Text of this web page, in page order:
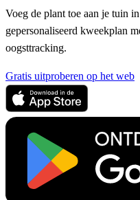
Voeg de plant toe aan je tuin
gepersonaliseerd kweekplan
oogsttracking.
Gratis uitproberen op het web